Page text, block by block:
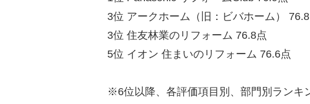
3位 アークホーム（旧：ビバホーム）
3位 住友林業のリフォーム 76.8点
5位 イオン 住まいのリフォーム 76.6点
※6位以降、各評価項目別、部門別ランキ